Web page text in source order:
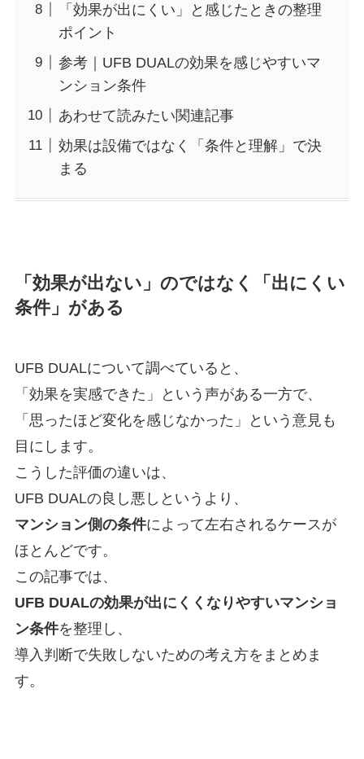
「効果が出にくい」と感じたときの整理
ポイント
参考｜UFB DUALの効果を感じやすいマ
ンション条件
あわせて読みたい関連記事
効果は設備ではなく「条件と理解」で決
まる
「効果が出ない」のではなく「出にくい
条件」がある
UFB DUALについて調べていると、
「効果を実感できた」という声がある一方で、
「思ったほど変化を感じなかった」という意見も
目にします。
こうした評価の違いは、
UFB DUALの良し悪しというより、
マンション側の条件によって左右されるケースが
ほとんどです。
この記事では、
UFB DUALの効果が出にくくなりやすいマンショ
ン条件を整理し、
導入判断で失敗しないための考え方をまとめま
す。